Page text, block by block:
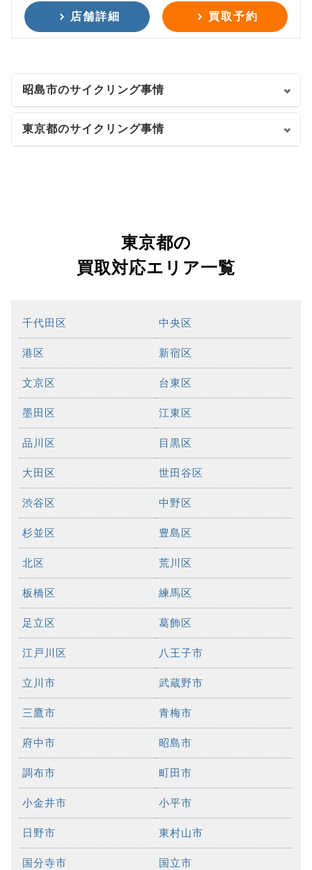
店舗詳細 買取予約
昭島市のサイクリング事情
東京都のサイクリング事情
東京都の
買取対応エリア一覧
千代田区 中央区
港区 新宿区
文京区 台東区
墨田区 江東区
品川区 目黒区
大田区 世田谷区
渋谷区 中野区
杉並区 豊島区
北区 荒川区
板橋区 練馬区
足立区 葛飾区
江戸川区 八王子市
立川市 武蔵野市
三鷹市 青梅市
府中市 昭島市
調布市 町田市
小金井市 小平市
日野市 東村山市
国分寺市 国立市